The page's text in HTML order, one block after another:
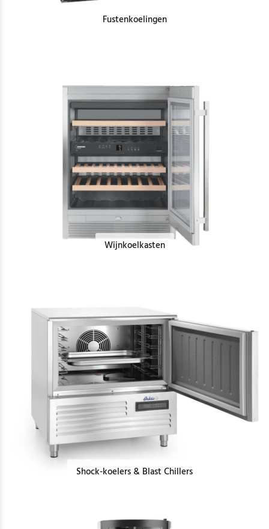
Fustenkoelingen
Wijnkoelkasten
Shock-koelers & Blast Chillers